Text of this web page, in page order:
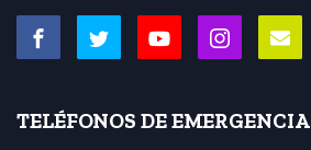
TELÉFONOS DE EMERGENCIA